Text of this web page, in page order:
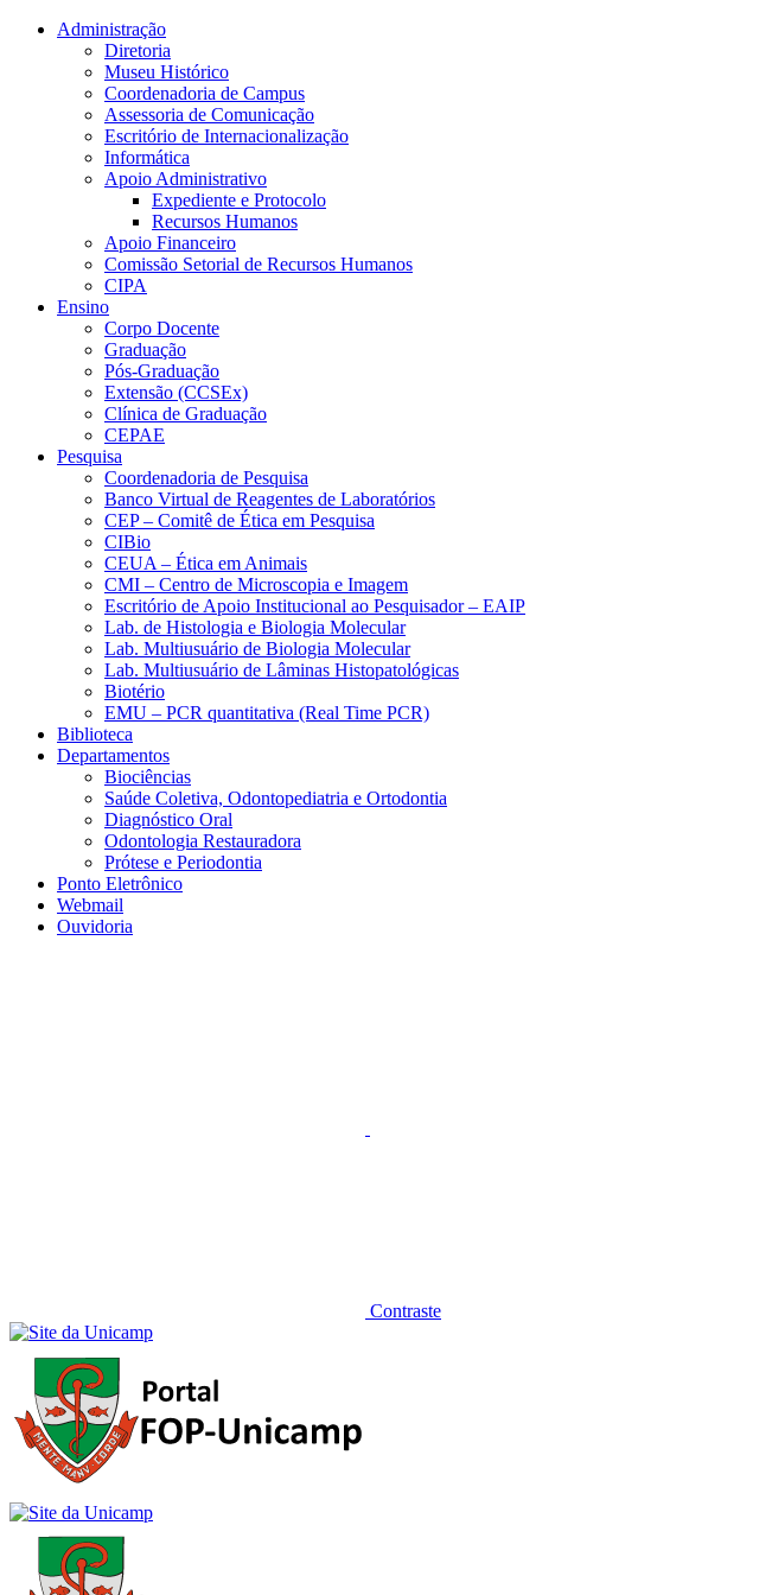
Conteúdo principal Menu principal
Administração
Diretoria
Museu Histórico
Coordenadoria de Campus
Assessoria de Comunicação
Escritório de Internacionalização
Informática
Apoio Administrativo
Expediente e Protocolo
Recursos Humanos
Apoio Financeiro
Comissão Setorial de Recursos Humanos
CIPA
Ensino
Corpo Docente
Graduação
Pós-Graduação
Extensão (CCSEx)
Clínica de Graduação
CEPAE
Pesquisa
Coordenadoria de Pesquisa
Banco Virtual de Reagentes de Laboratórios
CEP – Comitê de Ética em Pesquisa
CIBio
CEUA – Ética em Animais
CMI – Centro de Microscopia e Imagem
Escritório de Apoio Institucional ao Pesquisador – EAIP
Lab. de Histologia e Biologia Molecular
Lab. Multiusuário de Biologia Molecular
Lab. Multiusuário de Lâminas Histopatológicas
Biotério
EMU – PCR quantitativa (Real Time PCR)
Biblioteca
Departamentos
Biociências
Saúde Coletiva, Odontopediatria e Ortodontia
Diagnóstico Oral
Odontologia Restauradora
Prótese e Periodontia
Ponto Eletrônico
Webmail
Ouvidoria
Contraste